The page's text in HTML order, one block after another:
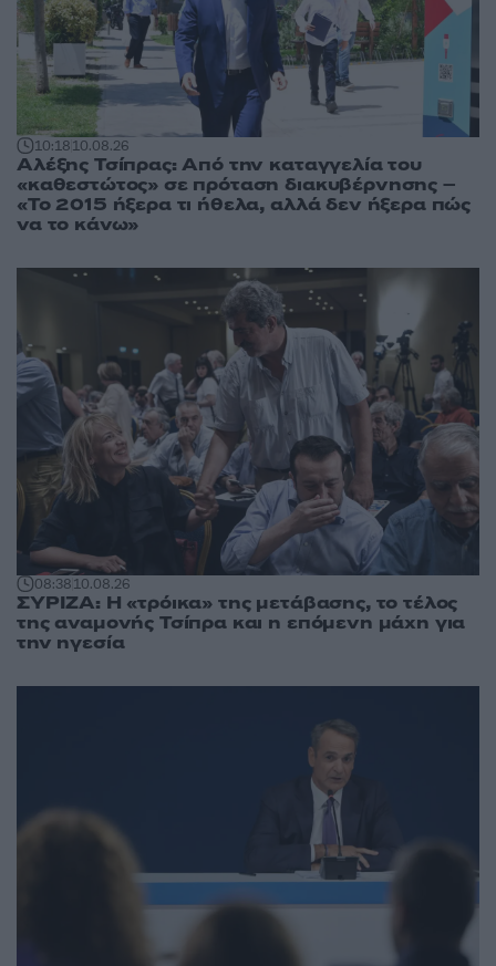
10:1810.08.26
Αλέξης Τσίπρας: Από την καταγγελία του
«καθεστώτος» σε πρόταση διακυβέρνησης –
«Το 2015 ήξερα τι ήθελα, αλλά δεν ήξερα πώς
να το κάνω»
08:3810.08.26
ΣΥΡΙΖΑ: Η «τρόικα» της μετάβασης, το τέλος
της αναμονής Τσίπρα και η επόμενη μάχη για
την ηγεσία